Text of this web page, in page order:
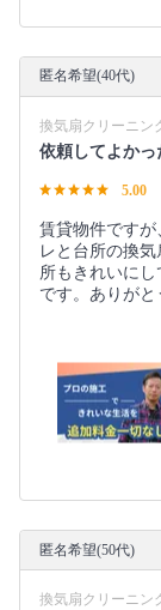
匿名希望(40代)
換気扇クリーニン
依頼してよかっ
5.00
賃貸物件ですが
レと台所の換
所もきれいに
です。ありがと
匿名希望(50代)
換気扇クリーニン